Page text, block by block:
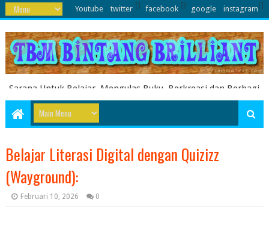
Youtube twitter facebook google instagram
Sarana Untuk Belajar, Mengulas Buku, Berkreasi dan Berbagi
Pengetahuan serta Energi Literasi Berbagai soal ujian sekolah
dasar juga dibahas disini
Belajar Literasi Digital dengan Quizizz
(Wayground):
Februari 10, 2026 0